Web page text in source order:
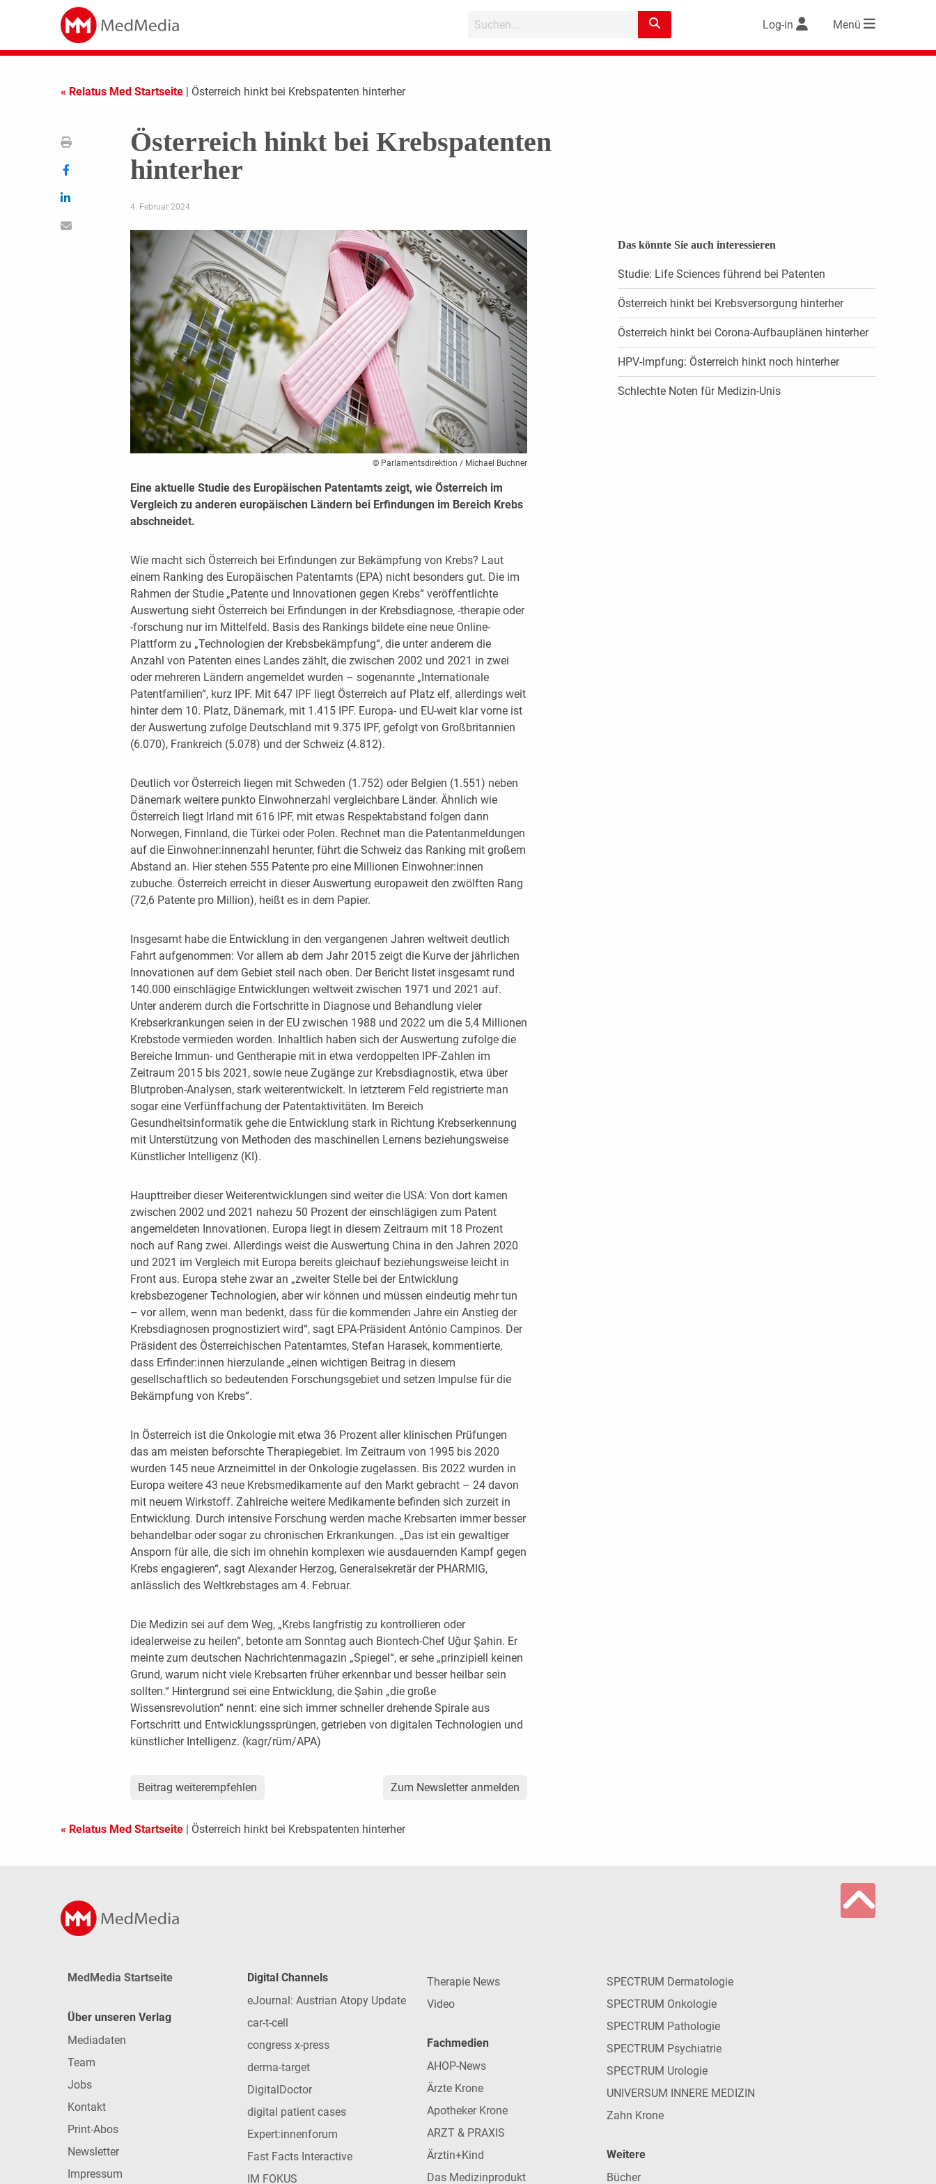
Log-in Menü
« Relatus Med Startseite | Österreich hinkt bei Krebspatenten hinterher
Österreich hinkt bei Krebspatenten
hinterher
4. Februar 2024
© Parlamentsdirektion / Michael Buchner
Eine aktuelle Studie des Europäischen Patentamts zeigt, wie Österreich im
Vergleich zu anderen europäischen Ländern bei Erfindungen im Bereich Krebs
abschneidet.
Wie macht sich Österreich bei Erfindungen zur Bekämpfung von Krebs? Laut
einem Ranking des Europäischen Patentamts (EPA) nicht besonders gut. Die im
Rahmen der Studie „Patente und Innovationen gegen Krebs“ veröffentlichte
Auswertung sieht Österreich bei Erfindungen in der Krebsdiagnose, -therapie oder
-forschung nur im Mittelfeld. Basis des Rankings bildete eine neue Online-
Plattform zu „Technologien der Krebsbekämpfung“, die unter anderem die
Anzahl von Patenten eines Landes zählt, die zwischen 2002 und 2021 in zwei
oder mehreren Ländern angemeldet wurden – sogenannte „Internationale
Patentfamilien“, kurz IPF. Mit 647 IPF liegt Österreich auf Platz elf, allerdings weit
hinter dem 10. Platz, Dänemark, mit 1.415 IPF. Europa- und EU-weit klar vorne ist
der Auswertung zufolge Deutschland mit 9.375 IPF, gefolgt von Großbritannien
(6.070), Frankreich (5.078) und der Schweiz (4.812).
Deutlich vor Österreich liegen mit Schweden (1.752) oder Belgien (1.551) neben
Dänemark weitere punkto Einwohnerzahl vergleichbare Länder. Ähnlich wie
Österreich liegt Irland mit 616 IPF, mit etwas Respektabstand folgen dann
Norwegen, Finnland, die Türkei oder Polen. Rechnet man die Patentanmeldungen
auf die Einwohner:innenzahl herunter, führt die Schweiz das Ranking mit großem
Abstand an. Hier stehen 555 Patente pro eine Millionen Einwohner:innen
zubuche. Österreich erreicht in dieser Auswertung europaweit den zwölften Rang
(72,6 Patente pro Million), heißt es in dem Papier.
Insgesamt habe die Entwicklung in den vergangenen Jahren weltweit deutlich
Fahrt aufgenommen: Vor allem ab dem Jahr 2015 zeigt die Kurve der jährlichen
Innovationen auf dem Gebiet steil nach oben. Der Bericht listet insgesamt rund
140.000 einschlägige Entwicklungen weltweit zwischen 1971 und 2021 auf.
Unter anderem durch die Fortschritte in Diagnose und Behandlung vieler
Krebserkrankungen seien in der EU zwischen 1988 und 2022 um die 5,4 Millionen
Krebstode vermieden worden. Inhaltlich haben sich der Auswertung zufolge die
Bereiche Immun- und Gentherapie mit in etwa verdoppelten IPF-Zahlen im
Zeitraum 2015 bis 2021, sowie neue Zugänge zur Krebsdiagnostik, etwa über
Blutproben-Analysen, stark weiterentwickelt. In letzterem Feld registrierte man
sogar eine Verfünffachung der Patentaktivitäten. Im Bereich
Gesundheitsinformatik gehe die Entwicklung stark in Richtung Krebserkennung
mit Unterstützung von Methoden des maschinellen Lernens beziehungsweise
Künstlicher Intelligenz (KI).
Haupttreiber dieser Weiterentwicklungen sind weiter die USA: Von dort kamen
zwischen 2002 und 2021 nahezu 50 Prozent der einschlägigen zum Patent
angemeldeten Innovationen. Europa liegt in diesem Zeitraum mit 18 Prozent
noch auf Rang zwei. Allerdings weist die Auswertung China in den Jahren 2020
und 2021 im Vergleich mit Europa bereits gleichauf beziehungsweise leicht in
Front aus. Europa stehe zwar an „zweiter Stelle bei der Entwicklung
krebsbezogener Technologien, aber wir können und müssen eindeutig mehr tun
– vor allem, wenn man bedenkt, dass für die kommenden Jahre ein Anstieg der
Krebsdiagnosen prognostiziert wird“, sagt EPA-Präsident António Campinos. Der
Präsident des Österreichischen Patentamtes, Stefan Harasek, kommentierte,
dass Erfinder:innen hierzulande „einen wichtigen Beitrag in diesem
gesellschaftlich so bedeutenden Forschungsgebiet und setzen Impulse für die
Bekämpfung von Krebs“.
In Österreich ist die Onkologie mit etwa 36 Prozent aller klinischen Prüfungen
das am meisten beforschte Therapiegebiet. Im Zeitraum von 1995 bis 2020
wurden 145 neue Arzneimittel in der Onkologie zugelassen. Bis 2022 wurden in
Europa weitere 43 neue Krebsmedikamente auf den Markt gebracht – 24 davon
mit neuem Wirkstoff. Zahlreiche weitere Medikamente befinden sich zurzeit in
Entwicklung. Durch intensive Forschung werden mache Krebsarten immer besser
behandelbar oder sogar zu chronischen Erkrankungen. „Das ist ein gewaltiger
Ansporn für alle, die sich im ohnehin komplexen wie ausdauernden Kampf gegen
Krebs engagieren“, sagt Alexander Herzog, Generalsekretär der PHARMIG,
anlässlich des Weltkrebstages am 4. Februar.
Die Medizin sei auf dem Weg, „Krebs langfristig zu kontrollieren oder
idealerweise zu heilen“, betonte am Sonntag auch Biontech-Chef Uğur Şahin. Er
meinte zum deutschen Nachrichtenmagazin „Spiegel“, er sehe „prinzipiell keinen
Grund, warum nicht viele Krebsarten früher erkennbar und besser heilbar sein
sollten.“ Hintergrund sei eine Entwicklung, die Şahin „die große
Wissensrevolution“ nennt: eine sich immer schneller drehende Spirale aus
Fortschritt und Entwicklungssprüngen, getrieben von digitalen Technologien und
künstlicher Intelligenz. (kagr/rüm/APA)
Beitrag weiterempfehlen Zum Newsletter anmelden
Das könnte Sie auch interessieren
Studie: Life Sciences führend bei Patenten
Österreich hinkt bei Krebsversorgung hinterher
Österreich hinkt bei Corona-Aufbauplänen hinterher
HPV-Impfung: Österreich hinkt noch hinterher
Schlechte Noten für Medizin-Unis
« Relatus Med Startseite | Österreich hinkt bei Krebspatenten hinterher
MedMedia Startseite
Über unseren Verlag
Mediadaten
Team
Jobs
Kontakt
Print-Abos
Newsletter
Impressum
Digital Channels
eJournal: Austrian Atopy Update
car-t-cell
congress x-press
derma-target
DigitalDoctor
digital patient cases
Expert:innenforum
Fast Facts Interactive
IM FOKUS
Therapie News
Video
Fachmedien
AHOP-News
Ärzte Krone
Apotheker Krone
ARZT & PRAXIS
Ärztin+Kind
Das Medizinprodukt
SPECTRUM Dermatologie
SPECTRUM Onkologie
SPECTRUM Pathologie
SPECTRUM Psychiatrie
SPECTRUM Urologie
UNIVERSUM INNERE MEDIZIN
Zahn Krone
Weitere
Bücher